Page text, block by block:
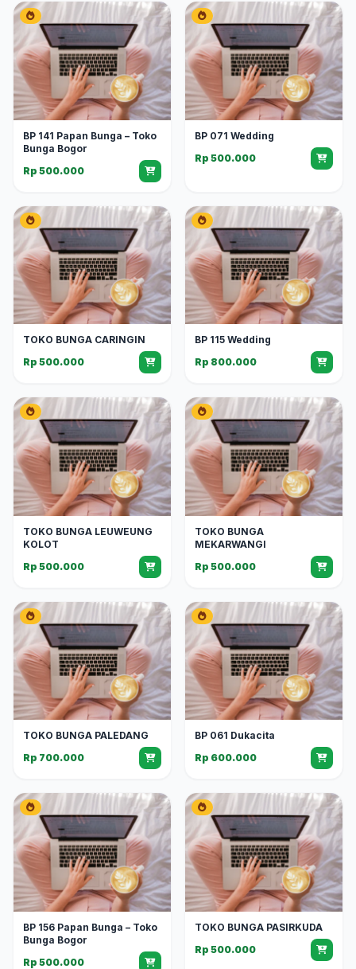
BP 141 Papan Bunga – Toko
Bunga Bogor
Rp 500.000
BP 071 Wedding
Rp 500.000
TOKO BUNGA CARINGIN
Rp 500.000
BP 115 Wedding
Rp 800.000
TOKO BUNGA LEUWEUNG
KOLOT
Rp 500.000
TOKO BUNGA
MEKARWANGI
Rp 500.000
TOKO BUNGA PALEDANG
Rp 700.000
BP 061 Dukacita
Rp 600.000
BP 156 Papan Bunga – Toko
Bunga Bogor
Rp 500.000
TOKO BUNGA PASIRKUDA
Rp 500.000